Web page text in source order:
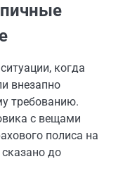
когда
внезапно
требованию.
с вещами
полиса на
до